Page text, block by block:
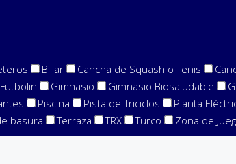
Billar Cancha de Squash o Tenis
Futbolin Gimnasio Gimnasio Biosaludable
Piscina Pista de Triciclos Planta
basura Terraza TRX Turco Zona de